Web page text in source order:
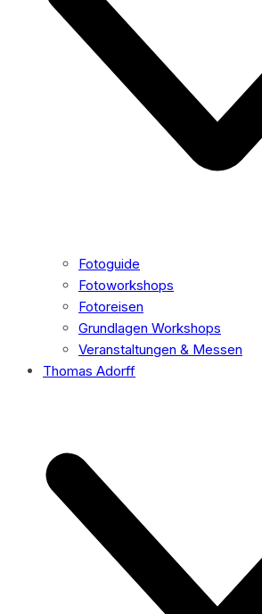
Fotoguide
Fotoworkshops
Fotoreisen
Grundlagen Workshops
Veranstaltungen & Messen
Thomas Adorff